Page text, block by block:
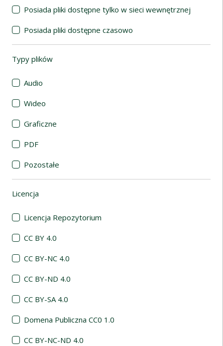
Posiada pliki dostępne tylko w sieci wewnętrznej
Posiada pliki dostępne czasowo
Typy plików
Audio
Wideo
Graficzne
PDF
Pozostałe
Licencja
Licencja Repozytorium
CC BY 4.0
CC BY-NC 4.0
CC BY-ND 4.0
CC BY-SA 4.0
Domena Publiczna CC0 1.0
CC BY-NC-ND 4.0